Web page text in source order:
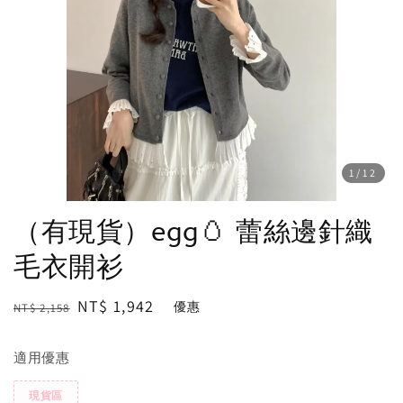
1 /12
（有現貨）egg🥚 蕾絲邊針織
毛衣開衫
Regular
NT$ 2,158 Sale
NT$ 1,942 優惠
適用優惠
現貨區